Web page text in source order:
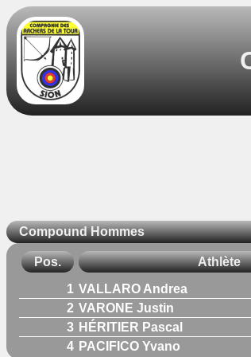
Compound Hommes
Pos. Athlète
1 VALLARO Andrea
2 VARONE Justin
3 HÉRITIER Pascal
4 PACIFICO Yvano